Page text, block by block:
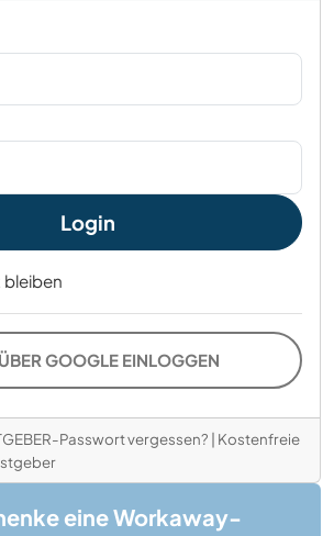
Login
ÜBER GOOGLE EINLOGGEN
Passwort vergessen? | Kostenfreie
eine Workaway-